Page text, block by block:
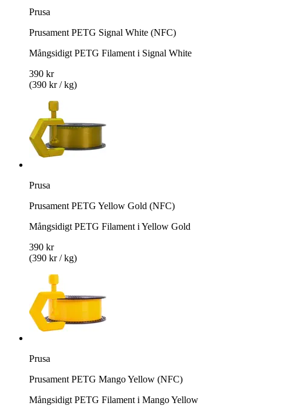
Prusa
Prusament PETG Signal White (NFC)
Mångsidigt PETG Filament i Signal White
390 kr
(390 kr / kg)
Prusa
Prusament PETG Yellow Gold (NFC)
Mångsidigt PETG Filament i Yellow Gold
390 kr
(390 kr / kg)
Prusa
Prusament PETG Mango Yellow (NFC)
Mångsidigt PETG Filament i Mango Yellow